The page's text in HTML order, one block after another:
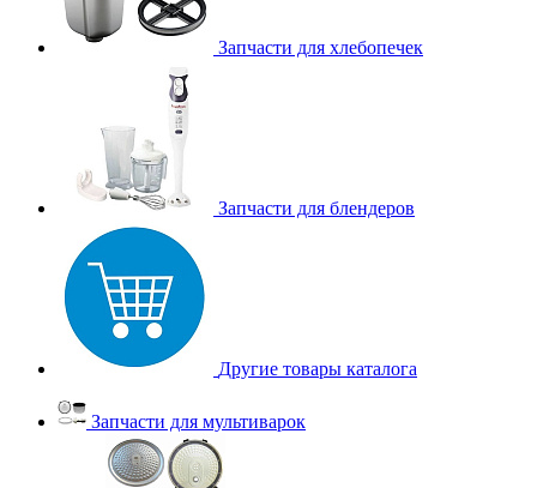
Запчасти для хлебопечек
Запчасти для блендеров
Другие товары каталога
Запчасти для мультиварок